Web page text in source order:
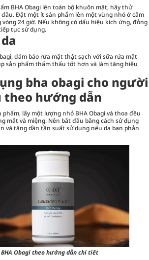
BHA Obagi lên toàn bộ khuôn mặt, hãy thử
Đặt một ít sản phẩm lên một vùng nhỏ ở cằm
24 giờ. Nếu không có dấu hiệu kích ứng, đỏng
tục sử dụng.
đảm bảo rửa mặt thật sạch với sữa rửa mặt
sản phẩm thẩm thấu tốt hơn và làm tăng hiệu
bha obagi cho người
theo hướng dẫn
lấy một lượng nhỏ BHA Obagi và thoa đều
mắt và miệng. Nên bắt đầu bằng cách sử dụng
và tăng dần tần suất sử dụng nếu da bạn phản
Obagi theo hướng dẫn chi tiết